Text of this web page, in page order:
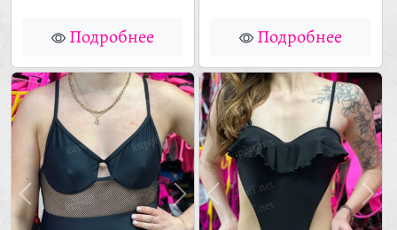
Подробнее Подробнее